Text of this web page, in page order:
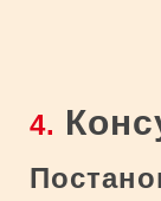
4.